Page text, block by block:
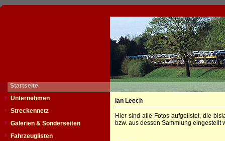
Startseite
Unternehmen
Streckennetz
Galerien & Sonderseiten
Fahrzeuglisten
Ian Leech
Hier sind alle Fotos aufgelistet, die
bzw. aus dessen Sammlung eingestellt